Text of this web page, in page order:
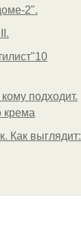
2".
подходит.
крема
Как выглядит: